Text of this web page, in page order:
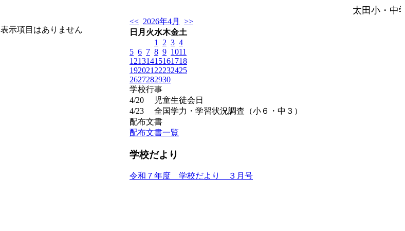
太田小・中
表示項目はありません
<< 2026年4月
>>
日 月 火水木金土
1
2 3 4
5 6 7 8 9 1011
12131415161718
192021 22232425
2627282930
学校行事
4/20
児童生徒会日
4/23
全国学力・学習状況調査（小６・中３）
配布文書
配布文書一覧
学校だより
令和７年度 学校だより ３月号